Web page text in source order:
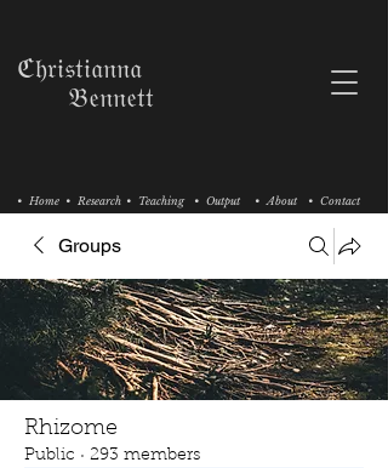
• Research • Teaching
• Home • Output • About • Contact
ℭ𝔥𝔯𝔦𝔰𝔱𝔦𝔞𝔫𝔫𝔞
𝔅𝔢𝔫𝔫𝔢𝔱𝔱
Groups
Rhizome
Public · 293 members